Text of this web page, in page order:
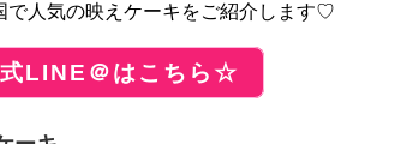
で人気の映えケーキをご紹介します♡
LINE＠はこちら☆